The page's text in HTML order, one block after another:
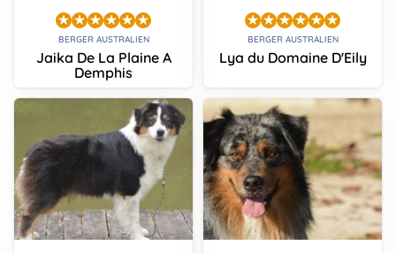
BERGER AUSTRALIEN
Jaika De La Plaine A
Demphis
BERGER AUSTRALIEN
Lya du Domaine D'Eily